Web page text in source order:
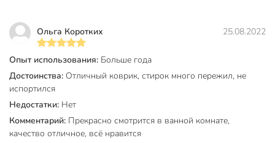
Тип
влаговпитывающий
Назначение
Размер
Артикул производителя
Ольга Коротких 25.08.2022
Опыт использования: Больше года
Достоинства: Отличный коврик, стирок много пережил, не
испортился
Недостатки: Нет
Комментарий: Прекрасно смотрится в ванной комнате,
качество отличное, всё нравится